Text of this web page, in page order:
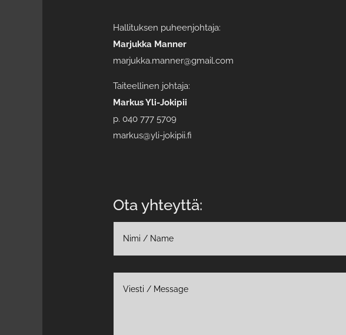
Hallituksen puheenjohtaja:
Marjukka Manner
marjukka.manner@gmail.com
Taiteellinen johtaja:
Markus Yli-Jokipii
p. 040 777 5709
markus@yli-jokipii.fi
Ota yhteyttä: